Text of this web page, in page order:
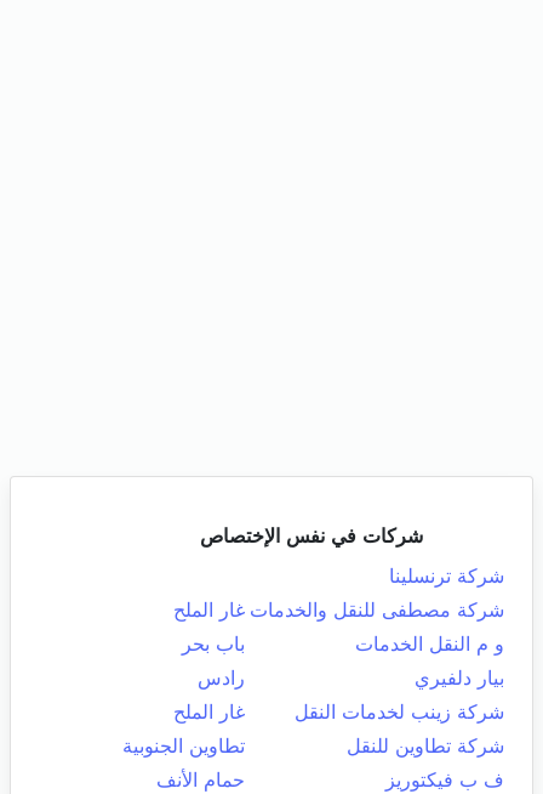
شركات في نفس الإختصاص
شركة ترنسلينا
شركة مصطفى للنقل والخدمات غار الملح
و م النقل الخدمات
باب بحر
بيار دلفيري
رادس
شركة زينب لخدمات النقل
غار الملح
شركة تطاوين للنقل
تطاوين الجنوبية
ف ب فيكتوريز
حمام الأنف